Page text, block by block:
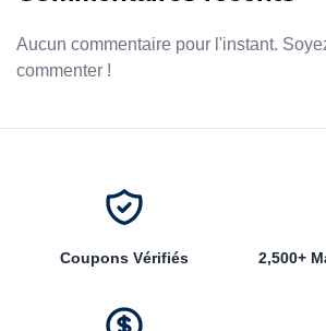
Aucun commentaire pour l'instant.
commenter !
Coupons Vérifiés 2,500+